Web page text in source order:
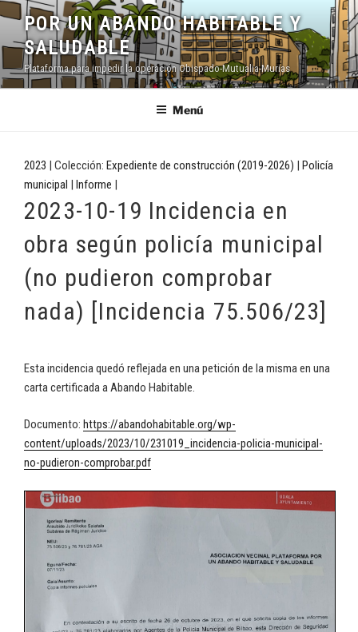
Saltar
contenido
POR UN ABANDO HABITABLE Y
SALUDABLE
Plataforma para impedir la operación Obispado-Mutualia-Murias
Menú
2023 | Colección: Expediente de construcción (2019-2026) | Policía
municipal | Informe |
2023-10-19 Incidencia en
obra según policía municipal
(no pudieron comprobar
nada) [Incidencia 75.506/23]
Esta incidencia quedó reflejada en una petición de la misma en una
carta certificada a Abando Habitable.
Documento: https://abandohabitable.org/wp-
content/uploads/2023/10/231019_incidencia-policia-municipal-
no-pudieron-comprobar.pdf